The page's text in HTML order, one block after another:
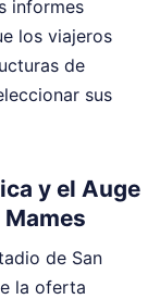
informes
los viajeros
de
sus
y el Auge
de San
la oferta